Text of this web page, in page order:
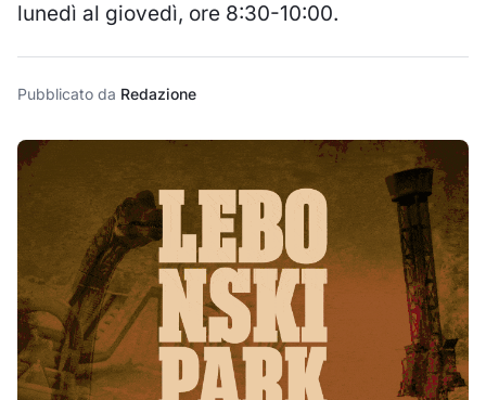
lunedì al giovedì, ore 8:30-10:00.
Pubblicato da Redazione